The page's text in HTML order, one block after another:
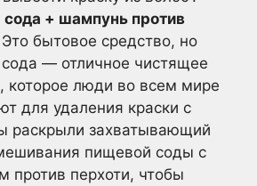
+ шампунь против
Это бытовое средство, но
— отличное чистящее
которое люди во всем мире
для удаления краски с
раскрыли захватывающий
пищевой соды с
против перхоти, чтобы